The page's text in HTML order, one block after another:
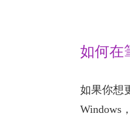
如何在
如果你想
Windows